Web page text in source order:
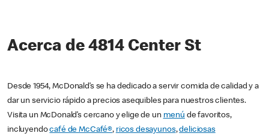
Acerca de 4814 Center St
Desde 1954, McDonald’s se ha dedicado a servir comida de calidad y a
dar un servicio rápido a precios asequibles para nuestros clientes.
Visita un McDonald’s cercano y elige de un menú de favoritos,
incluyendocafé de McCafé®, ricos desayunos,deliciosas